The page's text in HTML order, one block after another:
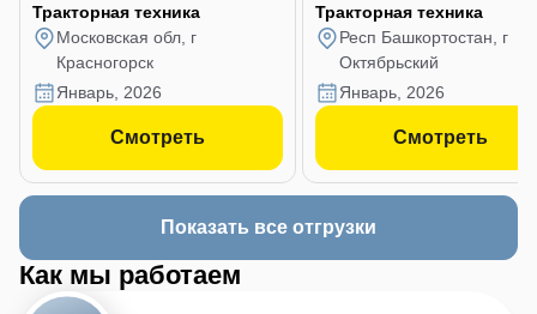
Тракторная техника
Московская обл, г
Красногорск
январь, 2026
Смотреть
Тракторная техника
Респ Башкортостан, г
Октябрьский
январь, 2026
Смотреть
Показать все отгрузки
Как мы работаем